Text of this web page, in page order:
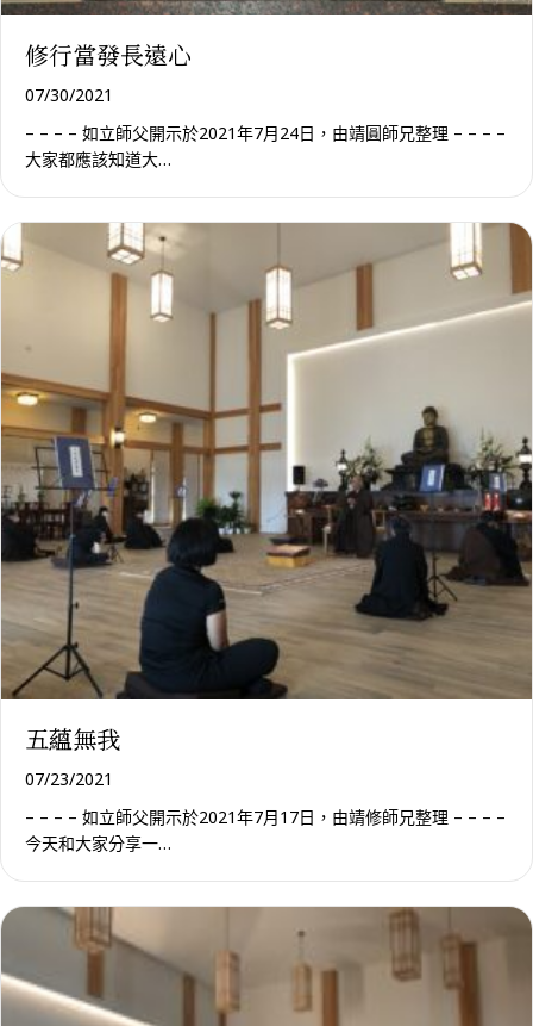
修行當發長遠心
07/30/2021
– – – – 如立師父開示於2021年7月24日，由靖圓師兄整理 – – – –
大家都應該知道大…
五蘊無我
07/23/2021
– – – – 如立師父開示於2021年7月17日，由靖修師兄整理 – – – –
今天和大家分享一…